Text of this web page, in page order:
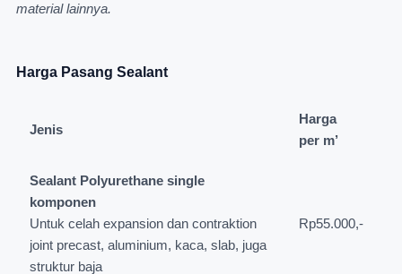
material lainnya.
Harga Pasang Sealant
Jenis
Harga
per m’
Sealant Polyurethane single
komponen
Untuk celah expansion dan contraktion
joint precast, aluminium, kaca, slab, juga
struktur baja
Rp55.000,-